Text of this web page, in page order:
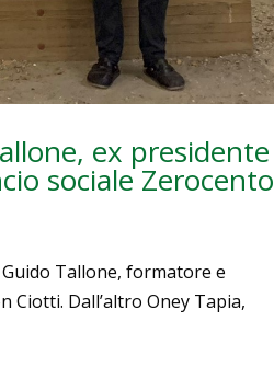
ex presidente
sociale Zerocento
Guido Tallone, formatore e
Ciotti. Dall’altro Oney Tapia,